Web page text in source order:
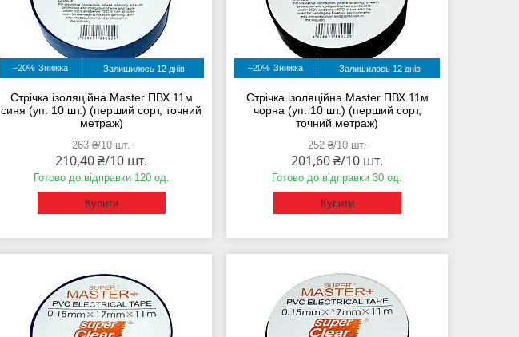
–20% Залишилось 12 днів
Стрічка ізоляційна Master ПВХ 11м
синя (уп. 10 шт.) (перший сорт, точний
метраж)
263 ₴/10 шт.
210,40 ₴/10 шт.
Готово до відправки 120 од.
Купити
–20% Залишилось 12 днів
Стрічка ізоляційна Master ПВХ 11м
чорна (уп. 10 шт.) (перший сорт,
точний метраж)
252 ₴/10 шт.
201,60 ₴/10 шт.
Готово до відправки 30 од.
Купити